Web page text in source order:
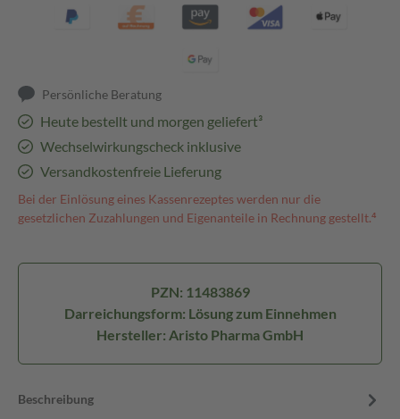
Persönliche Beratung
Heute bestellt und morgen geliefert³
Wechselwirkungscheck inklusive
Versandkostenfreie Lieferung
Bei der Einlösung eines Kassenrezeptes werden nur die
gesetzlichen Zuzahlungen und Eigenanteile in Rechnung gestellt.⁴
PZN: 11483869
Darreichungsform: Lösung zum Einnehmen
Hersteller: Aristo Pharma GmbH
Beschreibung